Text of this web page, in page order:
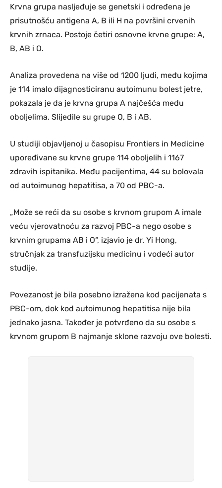
Krvna grupa nasljeđuje se genetski i određena je
prisutnošću antigena A, B ili H na površini crvenih
krvnih zrnaca. Postoje četiri osnovne krvne grupe: A,
B, AB i O.
Analiza provedena na više od 1200 ljudi, među kojima
je 114 imalo dijagnosticiranu autoimunu bolest jetre,
pokazala je da je krvna grupa A najčešća među
oboljelima. Slijedile su grupe O, B i AB.
U studiji objavljenoj u časopisu Frontiers in Medicine
upoređivane su krvne grupe 114 oboljelih i 1167
zdravih ispitanika. Među pacijentima, 44 su bolovala
od autoimunog hepatitisa, a 70 od PBC-a.
„Može se reći da su osobe s krvnom grupom A imale
veću vjerovatnoću za razvoj PBC-a nego osobe s
krvnim grupama AB i O“, izjavio je dr. Yi Hong,
stručnjak za transfuzijsku medicinu i vodeći autor
studije.
Povezanost je bila posebno izražena kod pacijenata s
PBC-om, dok kod autoimunog hepatitisa nije bila
jednako jasna. Također je potvrđeno da su osobe s
krvnom grupom B najmanje sklone razvoju ove bolesti.